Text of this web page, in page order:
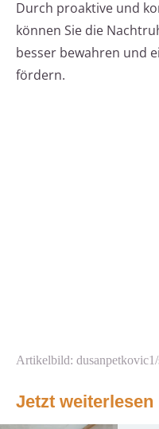
Durch proaktive und
können Sie die
besser bewahren und
fördern.
Artikelbild:
Jetzt weiterlesen